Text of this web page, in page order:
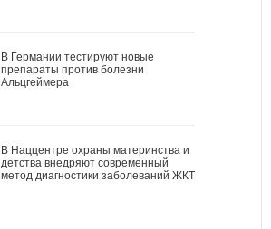
В Германии тестируют новые
препараты против болезни
Альцгеймера
В Наццентре охраны материнства и
детства внедряют современный
метод диагностики заболеваний ЖКТ